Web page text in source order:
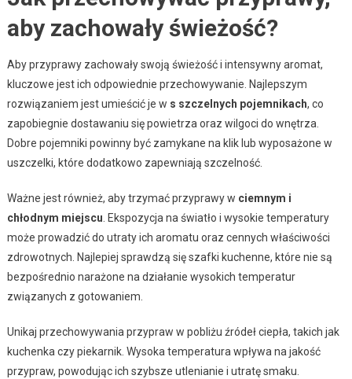
aby zachowały świeżość?
Aby przyprawy zachowały swoją świeżość i intensywny aromat,
kluczowe jest ich odpowiednie przechowywanie. Najlepszym
rozwiązaniem jest umieścić je w s szczelnych pojemnikach, co
zapobiegnie dostawaniu się powietrza oraz wilgoci do wnętrza.
Dobre pojemniki powinny być zamykane na klik lub wyposażone w
uszczelki, które dodatkowo zapewniają szczelność.
Ważne jest również, aby trzymać przyprawy w ciemnym i
chłodnym miejscu . Ekspozycja na światło i wysokie temperatury
może prowadzić do utraty ich aromatu oraz cennych właściwości
zdrowotnych. Najlepiej sprawdzą się szafki kuchenne, które nie są
bezpośrednio narażone na działanie wysokich temperatur
związanych z gotowaniem.
Unikaj przechowywania przypraw w pobliżu źródeł ciepła, takich jak
kuchenka czy piekarnik. Wysoka temperatura wpływa na jakość
przypraw, powodując ich szybsze utlenianie i utratę smaku.